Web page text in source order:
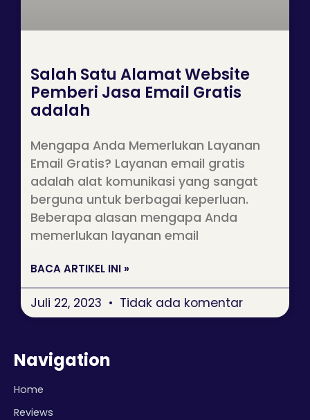
Salah Satu Alamat Website
Pemberi Jasa Email Gratis
adalah
Mengapa Anda Memerlukan Layanan
Email Gratis? Layanan email gratis
adalah alat komunikasi yang sangat
berguna untuk berbagai keperluan.
Beberapa alasan mengapa Anda
memerlukan layanan email
BACA ARTIKEL INI »
Juli 22, 2023 Tidak ada komentar
Navigation
Home
Reviews